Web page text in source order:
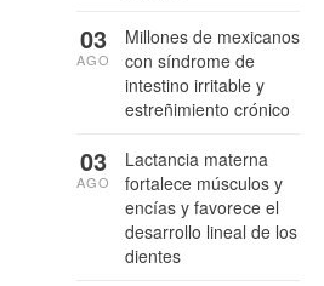
Millones de mexicanos
con síndrome de
intestino irritable y
estreñimiento crónico
03
AGO
Lactancia materna
fortalece músculos y
encías y favorece el
desarrollo lineal de los
dientes
03
AGO